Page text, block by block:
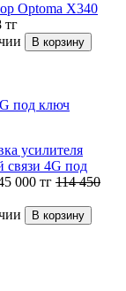
Optoma X340
тг
под ключ
усилителя
связи 4G под
000 тг 114 450